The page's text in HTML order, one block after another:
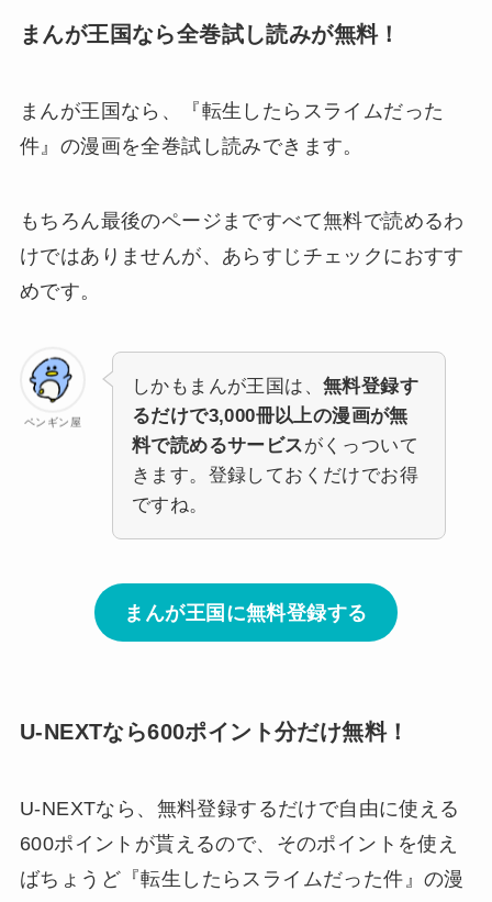
まんが王国なら全巻試し読みが無料！
まんが王国なら、
『転生したらスライムだった
件』の漫画を全巻試し読みできます。
もちろん最後のページまですべて無料で読めるわ
けではありませんが、あらすじチェックにおすす
めです。
ペンギン屋
しかもまんが王国は、 無料登録す
るだけで3,000冊以上の漫画が無
料で読めるサービスがくっついて
きます。登録しておくだけでお得
ですね。
まんが王国に無料登録する
U-NEXTなら600ポイント分だけ無料！
U-NEXTなら、無料登録するだけで自由に使える
600ポイントが貰えるので、そのポイントを使え
ばちょうど『転生したらスライムだった件』の漫